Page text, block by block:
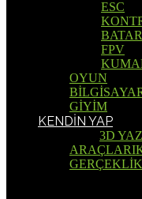
ESC
FPV
OYUN
GİYİM
KENDİN YAP
3D
ARAÇLARI
GERÇEKLİK